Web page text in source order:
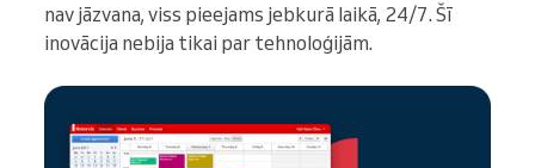
nav jāzvana, viss pieejams jebkurā laikā, 24/7. Šī
inovācija nebija tikai par tehnoloģijām.